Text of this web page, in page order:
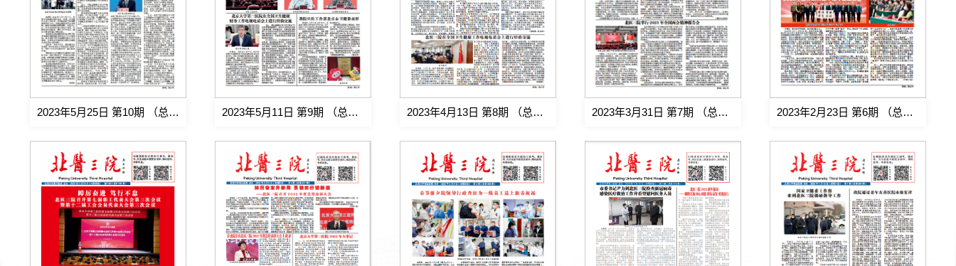
2023年5月25日 第10期 （总第563期) 2023年5月11日 第9期 （总第562期) 2023年4月13日 第8期 （总第561期) 2023年3月31日 第7期 （总第560期) 2023年2月23日 第6期 （总第559期)